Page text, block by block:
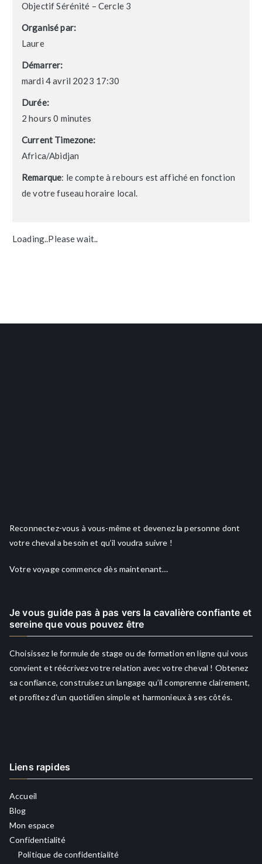
Objectif Sérénité – Cercle 3
Organisé par:
Laure
Démarrer:
mardi 4 avril 2023 17:30
Durée:
2 hours 0 minutes
Current Timezone:
Africa/Abidjan
Remarque: le compte à rebours est affiché en fonction
de votre fuseau horaire local.
Loading..Please wait..
Reconnectez-vous à vous-même et devenez la personne dont
votre cheval a besoin et qu’il voudra suivre !
Votre voyage commence dès maintenant…
Je vous guide pas à pas vers la cavalière confiante et
sereine que vous pouvez être
Choisissez le formule de stage ou de formation en ligne qui vous
convient et réécrivez votre relation avec votre cheval ! Obtenez
sa confiance, construisez un langage qu’il comprenne clairement,
et profitez d’un quotidien simple et harmonieux à ses côtés.
Liens rapides
Accueil
Blog
Mon espace
Confidentialité
Politique de confidentialité